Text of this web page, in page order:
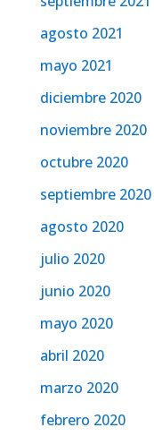
agosto 2021
mayo 2021
diciembre 2020
noviembre 2020
octubre 2020
septiembre 2020
agosto 2020
julio 2020
junio 2020
mayo 2020
abril 2020
marzo 2020
febrero 2020